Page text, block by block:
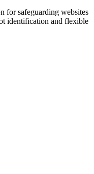
for safeguarding websites
identification and flexible